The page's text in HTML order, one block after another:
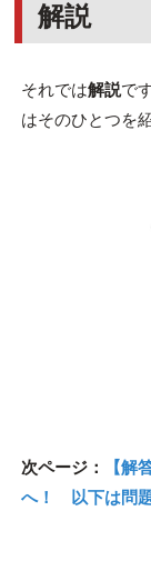
解説
それでは解説で
はそのひとつを
次ページ：
【解
へ！ 以下は問